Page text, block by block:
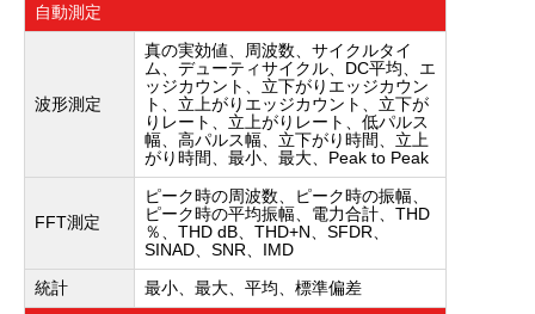
自動測定
波形測定
真の実効値、周波数、サイクルタイ
ム、デューティサイクル、DC平均、エ
ッジカウント、立下がりエッジカウン
ト、立上がりエッジカウント、立下が
りレート、立上がりレート、低パルス
幅、高パルス幅、立下がり時間、立上
がり時間、最小、最大、Peak to Peak
FFT測定
ピーク時の周波数、ピーク時の振幅、
ピーク時の平均振幅、電力合計、THD
％、THD dB、THD+N、SFDR、
SINAD、SNR、IMD
統計
最小、最大、平均、標準偏差